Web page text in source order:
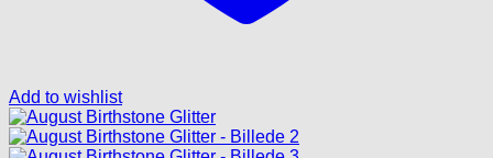
Add to wishlist